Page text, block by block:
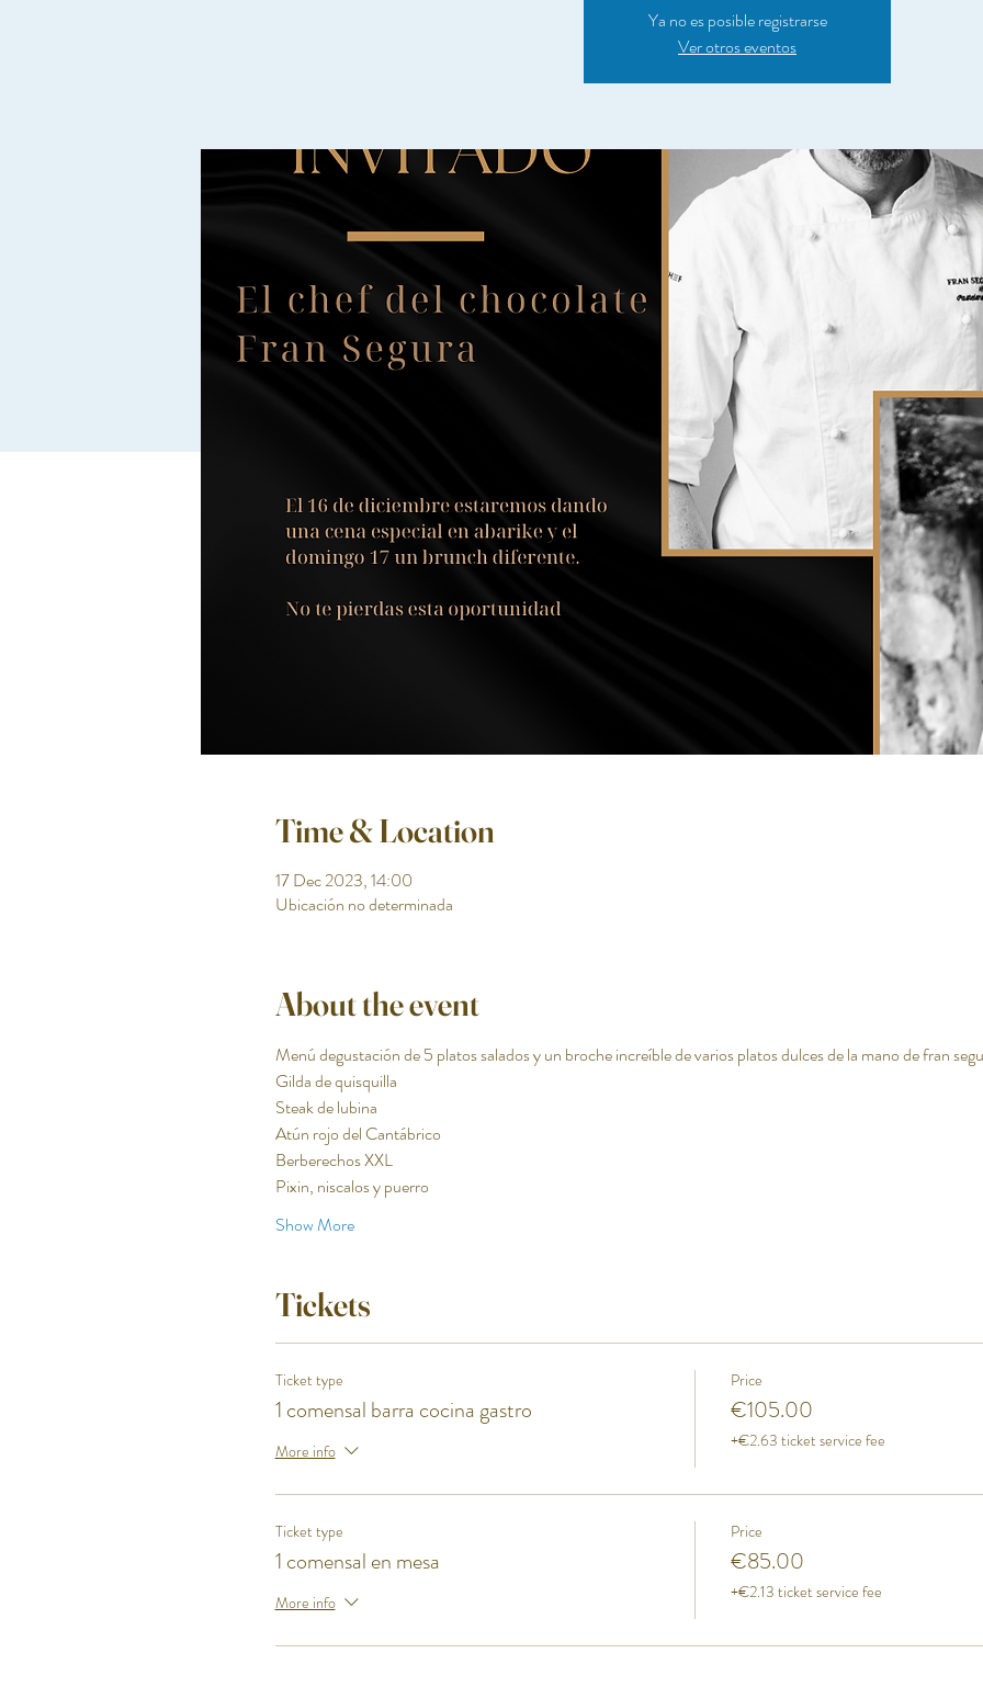
Ya no es posible registrarse
Ver otros eventos
Time & Location
17 Dec 2023, 14:00
Ubicación no determinada
About the event
Menú degustación de 5 platos salados y un broche increíble de varios platos dulces de la mano de fran
Gilda de quisquilla
Steak de lubina
Atún rojo del Cantábrico
Berberechos XXL
Pixin, niscalos y puerro
Show More
Tickets
Ticket type
1 comensal barra cocina gastro
More info
Price
€105.00
+€2.63 ticket service fee
Ticket type
1 comensal en mesa
More info
Price
€85.00
+€2.13 ticket service fee